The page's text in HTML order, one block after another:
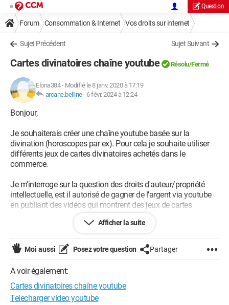
Question
Forum Consommation & Internet Vos droits sur internet
Sujet Précédent Sujet Suivant
Cartes divinatoires chaîne youtube Résolu/Fermé
Elona384- Modifié le 8 janv. 2020 à 17:19
arcane.belline- 6 févr. 2024 à 12:24
Bonjour,
Je souhaiterais créer une chaîne youtube basée sur la
divination (horoscopes par ex). Pour cela je souhaite utiliser
différents jeux de cartes divinatoires achetés dans le
commerce.
Je m'interroge sur la question des droits d'auteur/propriété
intellectuelle, est il autorisé de gagner de l'argent via youtube
en publiant des vidéos qui montrent des jeux de cartes
youtube !
Merci par avance !
Afficher la suite
Moi aussi Posez votre question Partager
A voir également:
Cartes divinatoires chaîne youtube
Telecharger video youtube